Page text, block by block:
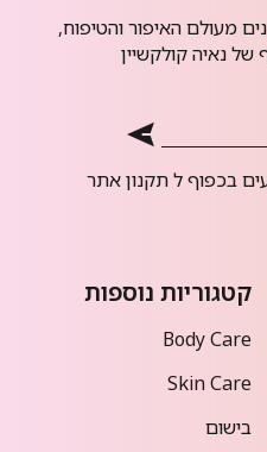
מעולם האיפור והטיפוח,
נאיה קולקשיין
בכפוף לתקנון אתר
קטגוריות נוספות
Body Care
Skin Care
בישום